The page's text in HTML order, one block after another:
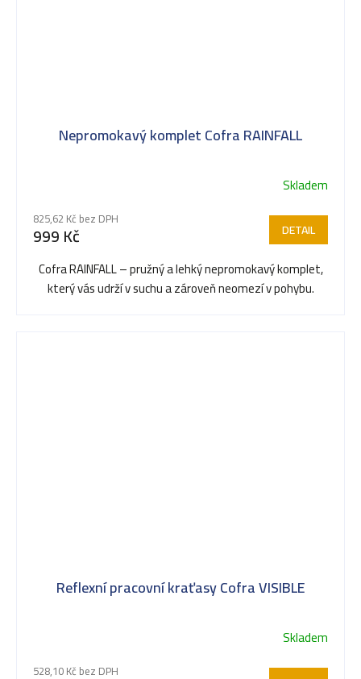
Nepromokavý komplet Cofra RAINFALL
Skladem
825,62 Kč bez DPH
999 Kč DETAIL
Cofra RAINFALL – pružný a lehký nepromokavý komplet,
který vás udrží v suchu a zároveň neomezí v pohybu.
Reflexní pracovní kraťasy Cofra VISIBLE
Skladem
528,10 Kč bez DPH